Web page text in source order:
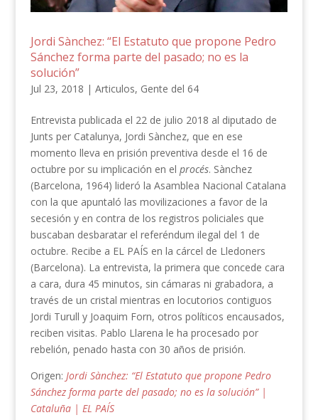
Jordi Sànchez: “El Estatuto que propone Pedro
Sánchez forma parte del pasado; no es la
solución”
Jul 23, 2018 | Articulos, Gente del 64
Entrevista publicada el 22 de julio 2018 al diputado de
Junts per Catalunya, Jordi Sànchez, que en ese
momento lleva en prisión preventiva desde el 16 de
octubre por su implicación en el procés. Sànchez
(Barcelona, 1964) lideró la Asamblea Nacional Catalana
con la que apuntaló las movilizaciones a favor de la
secesión y en contra de los registros policiales que
buscaban desbaratar el referéndum ilegal del 1 de
octubre. Recibe a EL PAÍS en la cárcel de Lledoners
(Barcelona). La entrevista, la primera que concede cara
a cara, dura 45 minutos, sin cámaras ni grabadora, a
través de un cristal mientras en locutorios contiguos
Jordi Turull y Joaquim Forn, otros políticos encausados,
reciben visitas. Pablo Llarena le ha procesado por
rebelión, penado hasta con 30 años de prisión.
Origen: Jordi Sànchez: “El Estatuto que propone Pedro
Sánchez forma parte del pasado; no es la solución” |
Cataluña | EL PAÍS